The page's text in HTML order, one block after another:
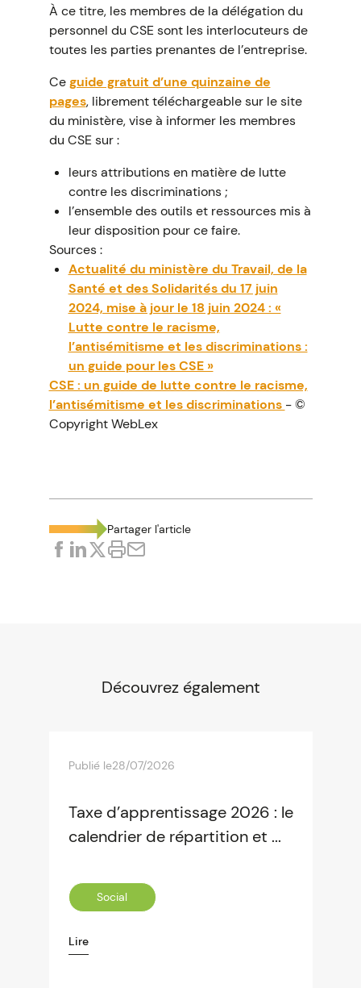
À ce titre, les membres de la délégation du
personnel du CSE sont les interlocuteurs de
toutes les parties prenantes de l’entreprise.
Ceguide gratuit d’une quinzaine de
pages, librement téléchargeable sur le site
du ministère, vise à informer les membres
du CSE sur :
leurs attributions en matière de lutte
contre les discriminations ;
l’ensemble des outils et ressources mis à
leur disposition pour ce faire.
Sources :
Actualité du ministère du Travail, de la
Santé et des Solidarités du 17 juin
2024, mise à jour le 18 juin 2024 : «
Lutte contre le racisme,
l’antisémitisme et les discriminations :
un guide pour les CSE »
CSE : un guide de lutte contre le racisme,
l’antisémitisme et les discriminations - ©
Copyright WebLex
Partager l'article
Découvrez également
Publié le28/07/2026
Taxe d’apprentissage 2026 : le
calendrier de répartition et ...
Social
Lire